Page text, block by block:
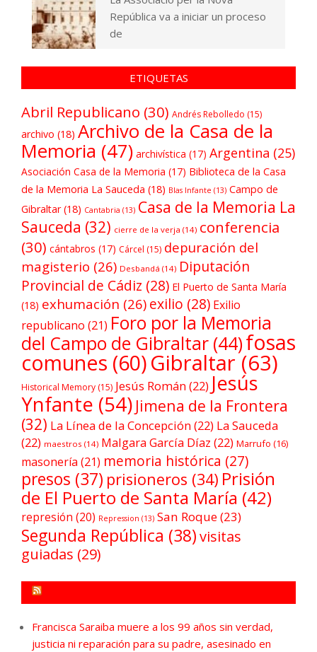
República va a iniciar un proceso
de
ETIQUETAS
Abril Republicano (30) Andrés Rebolledo (15)
archivo (18) Archivo de la Casa de la
Memoria (47) archivística (17) Argentina (25)
Asociación Casa de la Memoria (17) Biblioteca de la Casa
de la Memoria La Sauceda (18) Blas Infante (13) Campo de
Gibraltar(18) Cantabria (13) Casa de la Memoria La
Sauceda (32) cierre de la verja (14) conferencia
(30) cántabros (17) Cárcel (15) depuración del
magisterio (26) Desbandá (14) Diputación
Provincial de Cádiz (28) El Puerto de Santa María
(18) exhumación (26) exilio (28) Exilio
republicano (21) Foro por la Memoria
del Campo de Gibraltar (44)fosas
comunes (60)Gibraltar(63)
Historical Memory (15) Jesús Román(22) Jesús
Ynfante (54) Jimena de la Frontera
(32) La Línea de la Concepción(22) La Sauceda
(22) maestros (14) Malgara García Díaz (22) Marrufo (16)
masonería (21) memoria histórica (27)
presos (37) prisioneros (34) Prisión
de El Puerto de Santa María (42)
represión (20) Repression (13) San Roque(23)
Segunda República (38)visitas
guiadas (29)
Francisca Saraiba muere a los 99 años sin verdad,
justicia ni reparación para su padre, asesinado en